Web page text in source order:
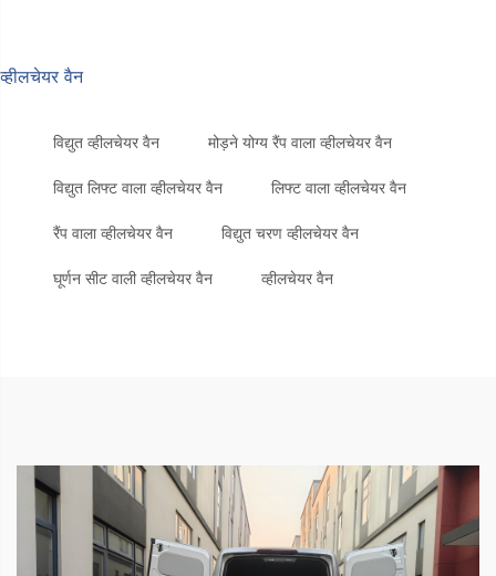
व्हीलचेयर वैन
विद्युत व्हीलचेयर वैन मोड़ने योग्य रैंप वाला व्हीलचेयर वैन
विद्युत लिफ्ट वाला व्हीलचेयर वैन लिफ्ट वाला व्हीलचेयर वैन
रैंप वाला व्हीलचेयर वैन विद्युत चरण व्हीलचेयर वैन
घूर्णन सीट वाली व्हीलचेयर वैन व्हीलचेयर वैन